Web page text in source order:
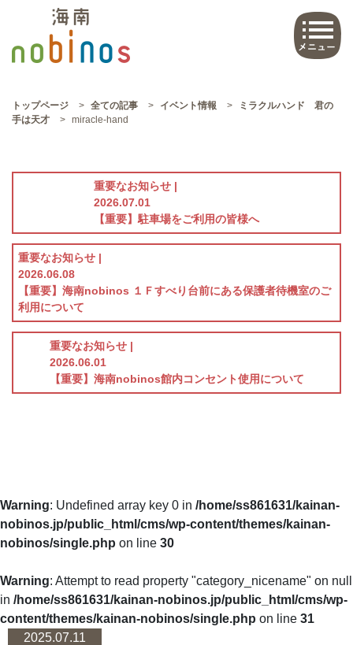
トップページ > 全ての記事 > イベント情報 >
ミラクルハンド 君の
手は天才
> miracle-hand
重要なお知らせ |
2026.07.01
【重要】駐車場をご利用の皆様へ
重要なお知らせ |
2026.06.08
【重要】海南nobinos １Ｆすべり台前にある保護者待機室のご
利用について
重要なお知らせ |
2026.06.01
【重要】海南nobinos館内コンセント使用について
Warning: Undefined array key 0 in /home/ss861631/kainan-
nobinos.jp/public_html/cms/wp-content/themes/kainan-
nobinos/single.php on line 30
Warning: Attempt to read property "category_nicename" on null
in /home/ss861631/kainan-nobinos.jp/public_html/cms/wp-
content/themes/kainan-nobinos/single.php on line 31
2025.07.11